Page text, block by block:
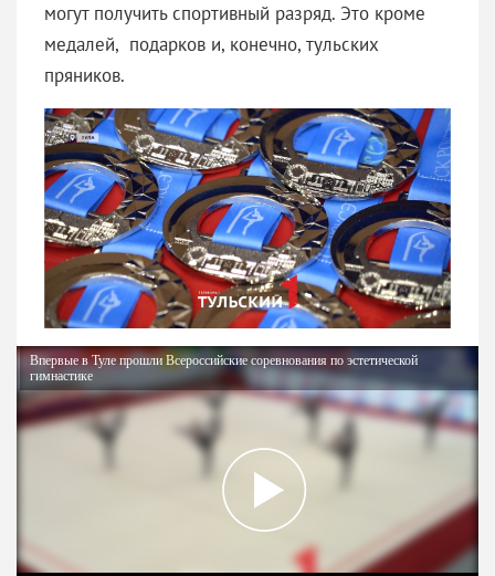
могут получить спортивный разряд. Это кроме
медалей, подарков и, конечно, тульских
пряников.
Впервые в Туле прошли Всероссийские соревнования по эстетической
гимнастике